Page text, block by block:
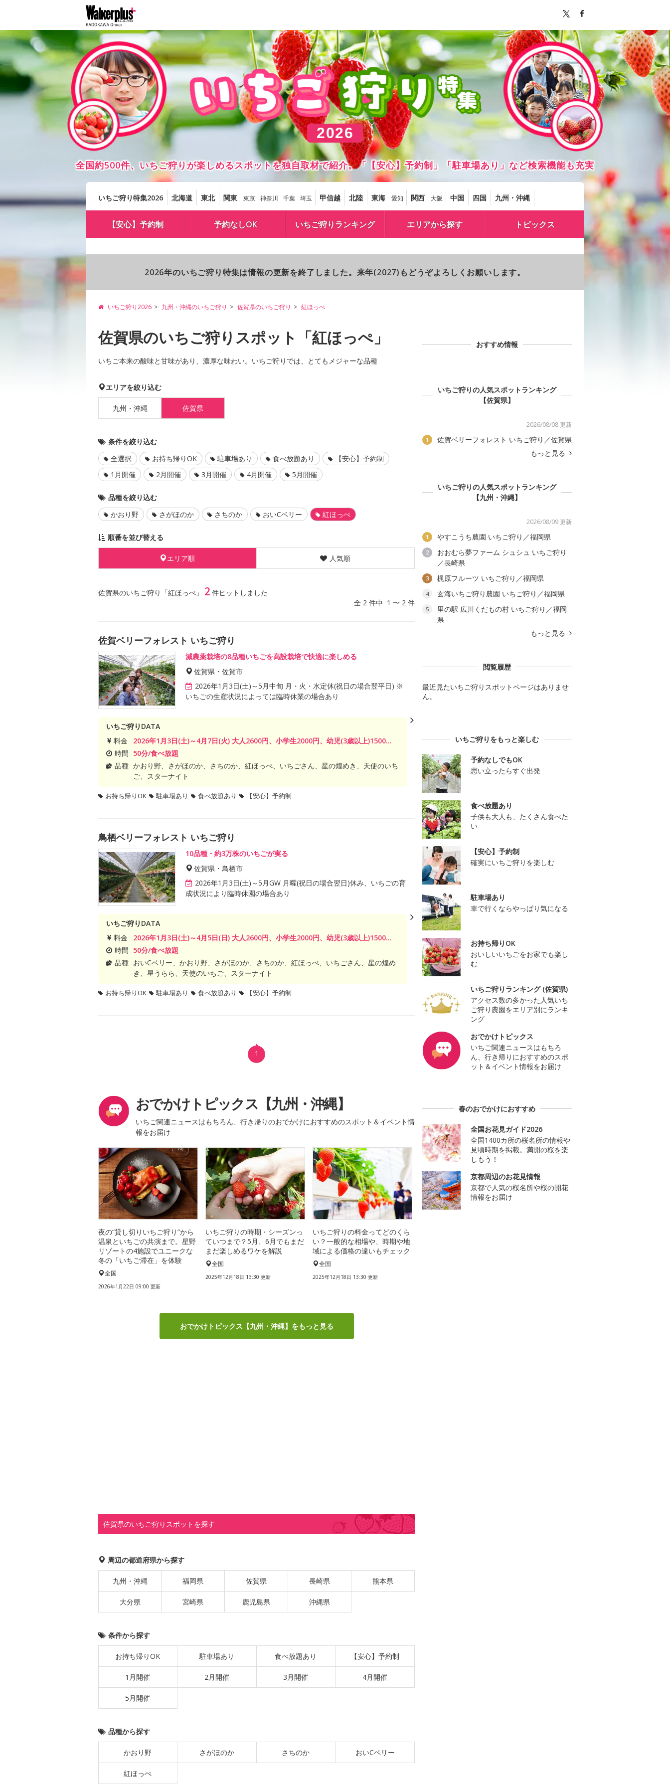
2026
全国約500件、いちご狩りが楽しめるスポットを独自取材で紹介。「【安心】予約制」「駐車場あり」など検索機能も充実
いちご狩り特集2026 北海道 東北 関東 東京 神奈川 千葉 埼玉 甲信越 北陸 東海 愛知 関西 大阪 中国 四国 九州・沖縄
【安心】予約制 予約なしOK いちご狩りランキング エリアから探す トピックス
2026年のいちご狩り特集は情報の更新を終了しました。来年(2027)もどうぞよろしくお願いします。
いちご狩り2026 九州・沖縄のいちご狩り 佐賀県のいちご狩り 紅ほっぺ
佐賀県のいちご狩りスポット「紅ほっぺ」
いちご本来の酸味と甘味があり、濃厚な味わい。いちご狩りでは、とてもメジャーな品種
エリアを絞り込む
九州・沖縄 佐賀県
条件を絞り込む
全選択
お持ち帰りOK 駐車場あり 食べ放題あり
【安心】予約制
1月開催
2月開催 3月開催 4月開催 5月開催
品種を絞り込む
かおり野
さがほのか さちのか おいCベリー 紅ほっぺ
順番を並び替える
エリア順 人気順
佐賀県のいちご狩り「紅ほっぺ」 2 件ヒットしました
全 2 件中 1 〜 2 件
佐賀ベリーフォレスト いちご狩り
減農薬栽培の8品種いちごを高設栽培で快適に楽しめる
佐賀県・佐賀市
2026年1月3日(土)～5月中旬 月・火・水定休(祝日の場合翌平日) ※
いちごの生産状況によっては臨時休業の場合あり
いちご狩りDATA
料金
2026年1月3日(土)～4月7日(火) 大人2600円、小学生2000円、幼児(3歳以上)1500...
時間 50分/食べ放題
品種 かおり野、さがほのか、さちのか、紅ほっぺ、いちごさん、星の煌めき、天使のいち
ご、スターナイト
お持ち帰りOK 駐車場あり 食べ放題あり 【安心】予約制
鳥栖ベリーフォレスト いちご狩り
10品種・約3万株のいちごが実る
佐賀県・鳥栖市
2026年1月3日(土)～5月GW 月曜(祝日の場合翌日)休み、いちごの育
成状況により臨時休園の場合あり
いちご狩りDATA
料金
2026年1月3日(土)～4月5日(日) 大人2600円、小学生2000円、幼児(3歳以上)1500...
時間 50分/食べ放題
品種 おいCベリー、かおり野、さがほのか、さちのか、紅ほっぺ、いちごさん、星の煌め
き、星うらら、天使のいちご、スターナイト
お持ち帰りOK 駐車場あり 食べ放題あり 【安心】予約制
1
おでかけトピックス【九州・沖縄】
いちご関連ニュースはもちろん、行き帰りのおでかけにおすすめのスポット＆イベント情
報をお届け
夜の“貸し切りいちご狩り”から
温泉といちごの共演まで。星野
リゾートの4施設でユニークな
冬の「いちご滞在」を体験
全国
2026年1月22日 09:00 更新
いちご狩りの時期・シーズンっ
ていつまで？5月、6月でもまだ
まだ楽しめるワケを解説
全国
2025年12月18日 13:30 更新
いちご狩りの料金ってどのくら
い？一般的な相場や、時期や地
域による価格の違いもチェック
全国
2025年12月18日 13:30 更新
おでかけトピックス【九州・沖縄】をもっと見る
佐賀県のいちご狩りスポットを探す
周辺の都道府県から探す
九州・沖縄 福岡県 佐賀県 長崎県 熊本県
大分県 宮崎県 鹿児島県 沖縄県
条件から探す
お持ち帰りOK 駐車場あり 食べ放題あり 【安心】予約制
1月開催 2月開催 3月開催 4月開催
5月開催
品種から探す
かおり野 さがほのか さちのか おいCベリー
紅ほっぺ
おすすめ情報
いちご狩りの人気スポットランキング
【佐賀県】
2026/08/08 更新
1
佐賀ベリーフォレスト いちご狩り／佐賀県
もっと見る
いちご狩りの人気スポットランキング
【九州・沖縄】
2026/08/09 更新
1 やすこうち農園 いちご狩り／福岡県
2
おおむら夢ファーム シュシュ いちご狩り
／長崎県
3 梶原フルーツ いちご狩り／福岡県
4 玄海いちご狩り農園 いちご狩り／福岡県
5
里の駅 広川くだもの村 いちご狩り／福岡
県
もっと見る
閲覧履歴
最近見たいちご狩りスポットページはありませ
ん。
いちご狩りをもっと楽しむ
予約なしでもOK
思い立ったらすぐ出発
食べ放題あり
子供も大人も、たくさん食べた
い
【安心】予約制
確実にいちご狩りを楽しむ
駐車場あり
車で行くならやっぱり気になる
お持ち帰りOK
おいしいいちごをお家でも楽し
む
いちご狩りランキング (佐賀県)
アクセス数の多かった人気いち
ご狩り農園をエリア別にランキ
ング
おでかけトピックス
いちご関連ニュースはもちろ
ん、行き帰りにおすすめのスポ
ット＆イベント情報をお届け
春のおでかけにおすすめ
全国お花見ガイド2026
全国1400カ所の桜名所の情報や
見頃時期を掲載。満開の桜を楽
しもう！
京都周辺のお花見情報
京都で人気の桜名所や桜の開花
情報をお届け